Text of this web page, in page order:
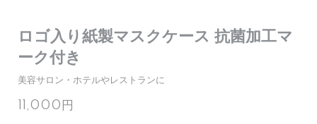
ロゴ入り紙製マスクケース 抗菌加工マ
ーク付き
美容サロン・ホテルやレストランに
11,000円